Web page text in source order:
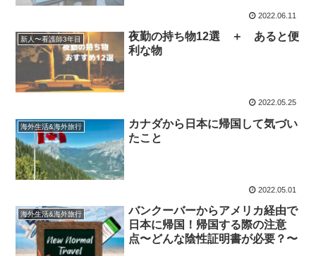
2022.06.11
新人〜看護師3年目
夜勤の持ち物12選 ＋ あると便
利な物
2022.05.25
海外生活&海外旅行
カナダから日本に帰国して気づい
たこと
2022.05.01
海外生活&海外旅行
バンクーバーからアメリカ経由で
日本に帰国！帰国する際の注意
点〜どんな陰性証明書が必要？〜